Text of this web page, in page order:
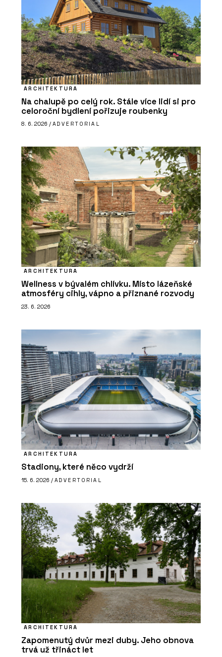
ARCHITEKTURA
Na chalupě po celý rok. Stále více lidí si pro
celoroční bydlení pořizuje roubenky
8. 6. 2026 / ADVERTORIAL
ARCHITEKTURA
Wellness v bývalém chlívku. Místo lázeňské
atmosféry cihly, vápno a přiznané rozvody
23. 6. 2026
ARCHITEKTURA
Stadiony, které něco vydrží
15. 6. 2026 / ADVERTORIAL
ARCHITEKTURA
Zapomenutý dvůr mezi duby. Jeho obnova
trvá už třináct let